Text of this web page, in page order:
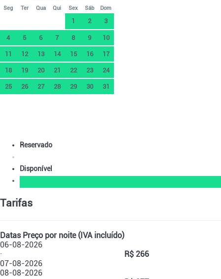
Seg Ter Qua Qui Sex Sáb Dom
1 2 3
4 5 6 7 8 9 10
11 12 13 14 15 16 17
18 19 20 21 22 23 24
25 26 27 28 29 30 31
Reservado
Disponível
Tarifas
Datas Preço por noite (IVA incluído)
06-08-2026
·
07-08-2026
R$ 266
08-08-2026